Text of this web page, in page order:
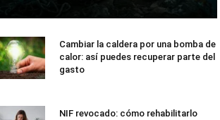
Cambiar la caldera por una bomba de
calor: así puedes recuperar parte del
gasto
NIF revocado: cómo rehabilitarlo